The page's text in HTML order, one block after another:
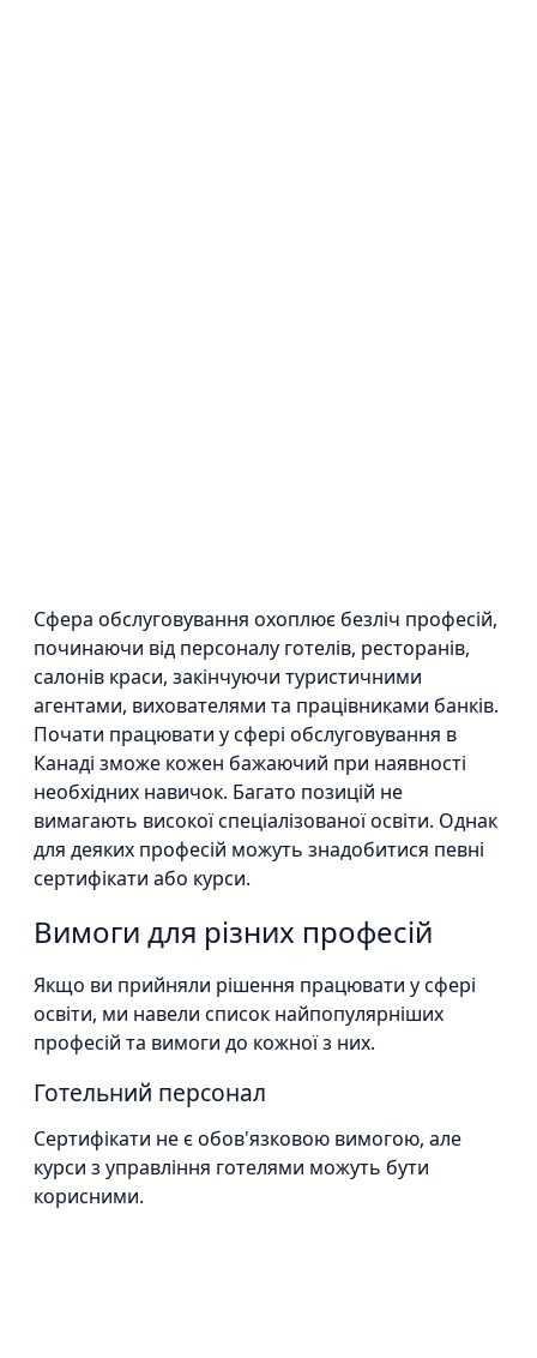
Сфера обслуговування охоплює безліч професій,
починаючи від персоналу готелів, ресторанів,
салонів краси, закінчуючи туристичними
агентами, вихователями та працівниками банків.
Почати працювати у сфері обслуговування в
Канаді зможе кожен бажаючий при наявності
необхідних навичок. Багато позицій не
вимагають високої спеціалізованої освіти. Однак
для деяких професій можуть знадобитися певні
сертифікати або курси.
Вимоги для різних професій
Якщо ви прийняли рішення працювати у сфері
освіти, ми навели список найпопулярніших
професій та вимоги до кожної з них.
Готельний персонал
Сертифікати не є обов'язковою вимогою, але
курси з управління готелями можуть бути
корисними.